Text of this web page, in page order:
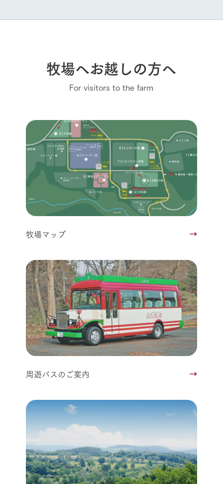
牧場へお越しの方へ
For visitors to the farm
牧場マップ
周遊バスのご案内